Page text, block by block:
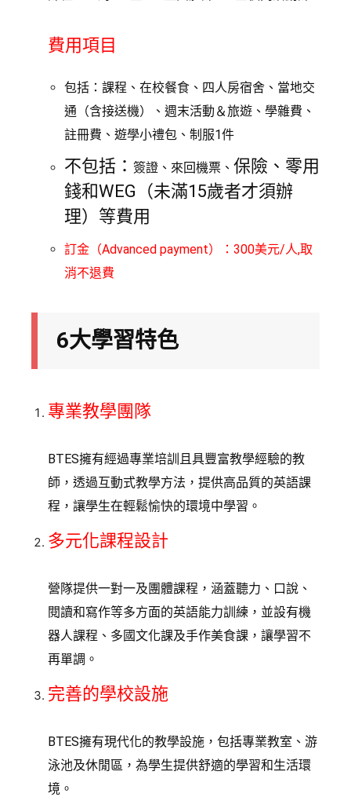
費用項目
包括：課程、在校餐食、四人房宿舍、當地交
通（含接送機）、週末活動＆旅遊、學雜費、
註冊費、遊學小禮包、制服1件
不包括： 簽證、來回機票、 保險、零用
錢和WEG（未滿15歲者才須辦
理）等費用
訂金（Advanced payment）：300美元/人,取
消不退費
6大學習特色
專業教學團隊
BTES擁有經過專業培訓且具豐富教學經驗的教
師，透過互動式教學方法，提供高品質的英語課
程，讓學生在輕鬆愉快的環境中學習。
多元化課程設計
營隊提供一對一及團體課程，涵蓋聽力、口說、
閱讀和寫作等多方面的英語能力訓練，並設有機
器人課程、多國文化課及手作美食課，讓學習不
再單調。
完善的學校設施
BTES擁有現代化的教學設施，包括專業教室、游
泳池及休閒區，為學生提供舒適的學習和生活環
境。